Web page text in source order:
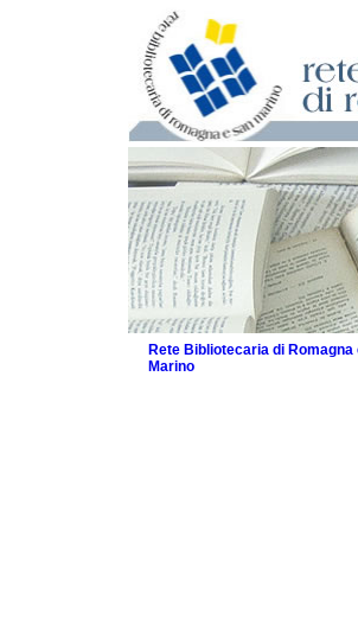
Rete Bibliotecaria di Romagna
Marino